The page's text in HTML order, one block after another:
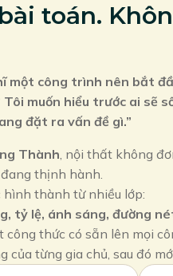
toán.
một công trình nên bắt
Tôi muốn hiểu trước ai sẽ
đặt ra vấn đề gì.”
Thành, nội thất không
thịnh hành.
thành từ nhiều lớp:
tỷ lệ, ánh sáng, đường
công thức có sẵn lên mọi
của từng gia chủ, sau đó